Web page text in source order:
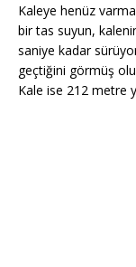
Kaleye henüz
bir tas suyun,
saniye kadar
geçtiğini görmüş
Kale ise 212 metre